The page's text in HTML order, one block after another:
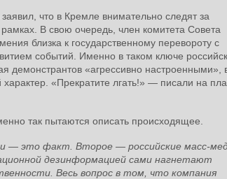
что в Кремле внимательно следят за
В свою очередь, член комитета Совета
близка к государственному перевороту с
событий. Именно в таком ключе
демонстрантов «агрессивно настроенными»,
«Прекратите лгать!» — писали на
так пытаются описать происходящее.
— это факт. Второе — российские масс-
дезинформацией сами нагнетают
Весь вопрос в том, что компания